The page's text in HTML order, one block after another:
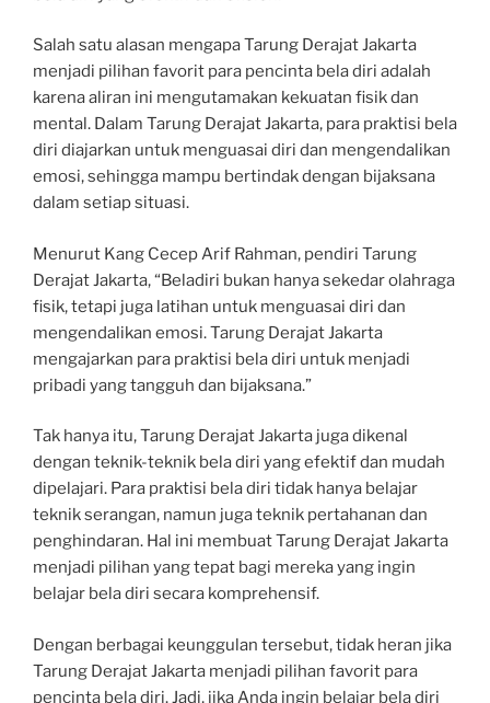
Salah satu alasan mengapa Tarung Derajat Jakarta
menjadi pilihan favorit para pencinta bela diri adalah
karena aliran ini mengutamakan kekuatan fisik dan
mental. Dalam Tarung Derajat Jakarta, para praktisi bela
diri diajarkan untuk menguasai diri dan mengendalikan
emosi, sehingga mampu bertindak dengan bijaksana
dalam setiap situasi.
Menurut Kang Cecep Arif Rahman, pendiri Tarung
Derajat Jakarta, “Beladiri bukan hanya sekedar olahraga
fisik, tetapi juga latihan untuk menguasai diri dan
mengendalikan emosi. Tarung Derajat Jakarta
mengajarkan para praktisi bela diri untuk menjadi
pribadi yang tangguh dan bijaksana.”
Tak hanya itu, Tarung Derajat Jakarta juga dikenal
dengan teknik-teknik bela diri yang efektif dan mudah
dipelajari. Para praktisi bela diri tidak hanya belajar
teknik serangan, namun juga teknik pertahanan dan
penghindaran. Hal ini membuat Tarung Derajat Jakarta
menjadi pilihan yang tepat bagi mereka yang ingin
belajar bela diri secara komprehensif.
Dengan berbagai keunggulan tersebut, tidak heran jika
Tarung Derajat Jakarta menjadi pilihan favorit para
pencinta bela diri. Jadi, jika Anda ingin belajar bela diri